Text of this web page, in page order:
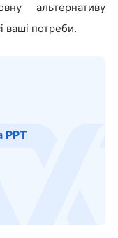
альтернативу
ваші потреби.
PPT